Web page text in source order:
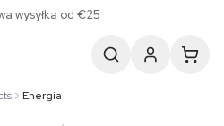
wysyłka od €25
Energia